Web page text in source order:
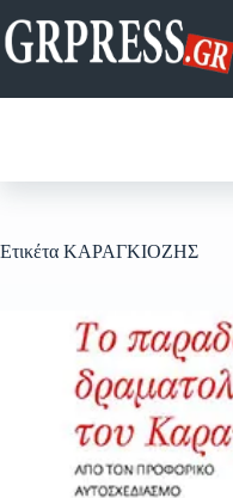
στο
περιεχόμενο
Ετικέτα ΚΑΡΑΓΚΙΟΖΗΣ